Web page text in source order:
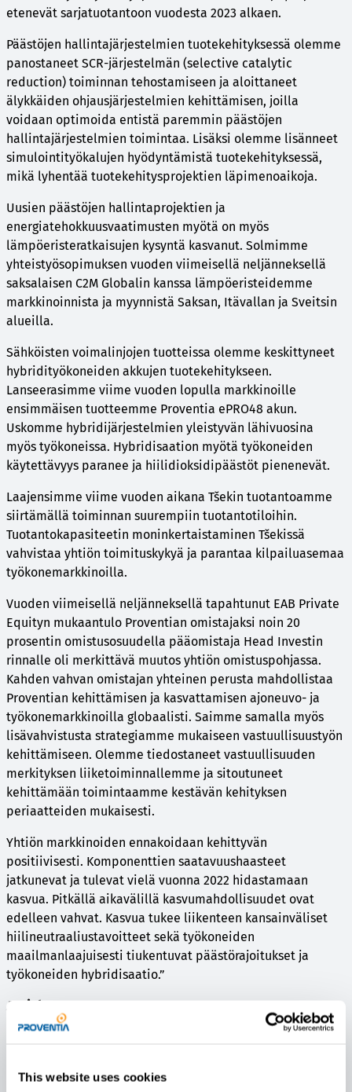
This website uses cookies
etenevät sarjatuotantoon vuodesta 2023 alkaen.
Päästöjen hallintajärjestelmien tuotekehityksessä olemme
panostaneet SCR-järjestelmän (selective catalytic
reduction) toiminnan tehostamiseen ja aloittaneet
älykkäiden ohjausjärjestelmien kehittämisen, joilla
voidaan optimoida entistä paremmin päästöjen
hallintajärjestelmien toimintaa. Lisäksi olemme lisänneet
simulointityökalujen hyödyntämistä tuotekehityksessä,
mikä lyhentää tuotekehitysprojektien läpimenoaikoja.
Uusien päästöjen hallintaprojektien ja
energiatehokkuusvaatimusten myötä on myös
lämpöeristeratkaisujen kysyntä kasvanut. Solmimme
yhteistyösopimuksen vuoden viimeisellä neljänneksellä
saksalaisen C2M Globalin kanssa lämpöeristeidemme
markkinoinnista ja myynnistä Saksan, Itävallan ja Sveitsin
alueilla.
Sähköisten voimalinjojen tuotteissa olemme keskittyneet
hybridityökoneiden akkujen tuotekehitykseen.
Lanseerasimme viime vuoden lopulla markkinoille
ensimmäisen tuotteemme Proventia ePRO48 akun.
Uskomme hybridijärjestelmien yleistyvän lähivuosina
myös työkoneissa. Hybridisaation myötä työkoneiden
käytettävyys paranee ja hiilidioksidipäästöt pienenevät.
Laajensimme viime vuoden aikana Tšekin tuotantoamme
siirtämällä toiminnan suurempiin tuotantotiloihin.
Tuotantokapasiteetin moninkertaistaminen Tšekissä
vahvistaa yhtiön toimituskykyä ja parantaa kilpailuasemaa
työkonemarkkinoilla.
Vuoden viimeisellä neljänneksellä tapahtunut EAB Private
Equityn mukaantulo Proventian omistajaksi noin 20
prosentin omistusosuudella pääomistaja Head Investin
rinnalle oli merkittävä muutos yhtiön omistuspohjassa.
Kahden vahvan omistajan yhteinen perusta mahdollistaa
Proventian kehittämisen ja kasvattamisen ajoneuvo- ja
työkonemarkkinoilla globaalisti. Saimme samalla myös
lisävahvistusta strategiamme mukaiseen vastuullisuustyön
kehittämiseen. Olemme tiedostaneet vastuullisuuden
merkityksen liiketoiminnallemme ja sitoutuneet
kehittämään toimintaamme kestävän kehityksen
periaatteiden mukaisesti.
Yhtiön markkinoiden ennakoidaan kehittyvän
positiivisesti. Komponenttien saatavuushaasteet
jatkunevat ja tulevat vielä vuonna 2022 hidastamaan
kasvua. Pitkällä aikavälillä kasvumahdollisuudet ovat
edelleen vahvat. Kasvua tukee liikenteen kansainväliset
hiilineutraaliustavoitteet sekä työkoneiden
maailmanlaajuisesti tiukentuvat päästörajoitukset ja
työkoneiden hybridisaatio.”
Avainluvut